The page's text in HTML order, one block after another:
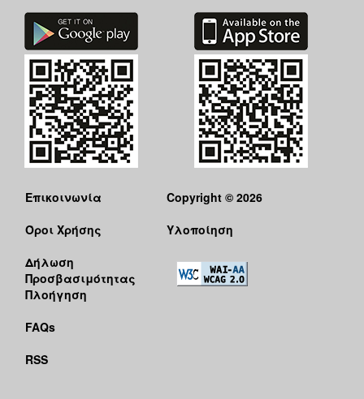
Επικοινωνία
Όροι Χρήσης
Δήλωση
Προσβασιμότητας
Πλοήγηση
FAQs
RSS
Copyright © 2026
Υλοποίηση